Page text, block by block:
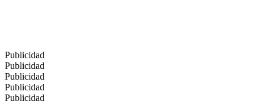
Publicidad
Publicidad
Publicidad
Publicidad
Publicidad